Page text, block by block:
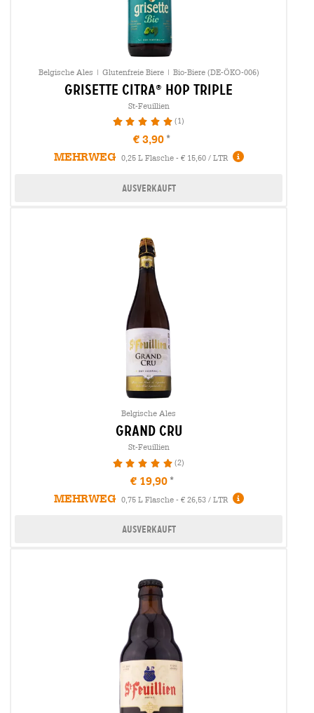
Belgische Ales | Glutenfreie Biere | Bio-Biere (DE-ÖKO-006)
grisette citra® hop triple
St-Feuillien
100% (1)
€ 3,90
MEHRWEG
0,25 L Flasche - € 15,60 / LTR
Ausverkauft
Belgische Ales
grand cru
St-Feuillien
100% (2)
€ 19,90
MEHRWEG
0,75 L Flasche - € 26,53 / LTR
Ausverkauft